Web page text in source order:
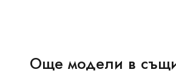
Още модели в